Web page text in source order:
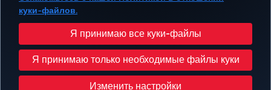
куки-файлов.
Я принимаю все куки-файлы
Я принимаю только необходимые файлы куки
Изменить настройки
Политика конфиденциальности и куки-файлы Правовое уведомление
Изменить настройки куки-файлов План обслуживания клиента Министерства транспорта США
Права субъектов данных в ЕС
© Turkish Airlines, 1996 – 2026 гг.